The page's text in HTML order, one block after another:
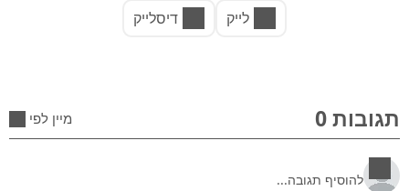
לייק דיסלייק
תגובות 0 מיין לפי